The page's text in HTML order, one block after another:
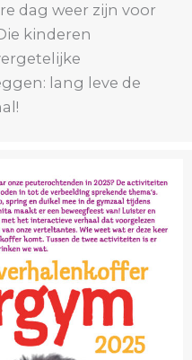
dag weer zijn voor
kinderen
lang leve de